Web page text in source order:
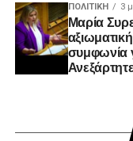
ΠΟΛΙΤΙΚΉ 3
Μαρία
συμφωνία